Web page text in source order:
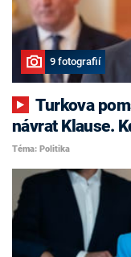
9 fotografií
Turkova pomsta, nekonfliktní Havlíček i
návrat Klause.
Téma: Politika